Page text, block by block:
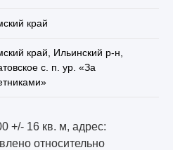
край
край, Ильинский р-н,
с. п. ур. «За
+/- 16 кв. м, адрес:
относительно